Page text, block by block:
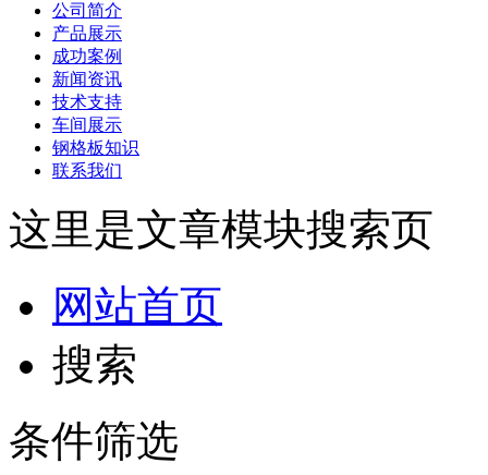
公司简介
产品展示
成功案例
新闻资讯
技术支持
车间展示
钢格板知识
联系我们
这里是文章模块搜索页
网站首页
搜索
条件筛选